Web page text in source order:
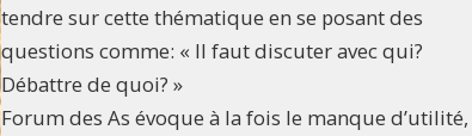
tendre sur cette thématique en se posant des
questions comme: « Il faut discuter avec qui?
Débattre de quoi? »
Forum des As évoque à la fois le manque d’utilité,